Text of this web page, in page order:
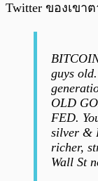
Twitter ของเขา
guys
OLD
FED.
silver &
richer,
Wall St